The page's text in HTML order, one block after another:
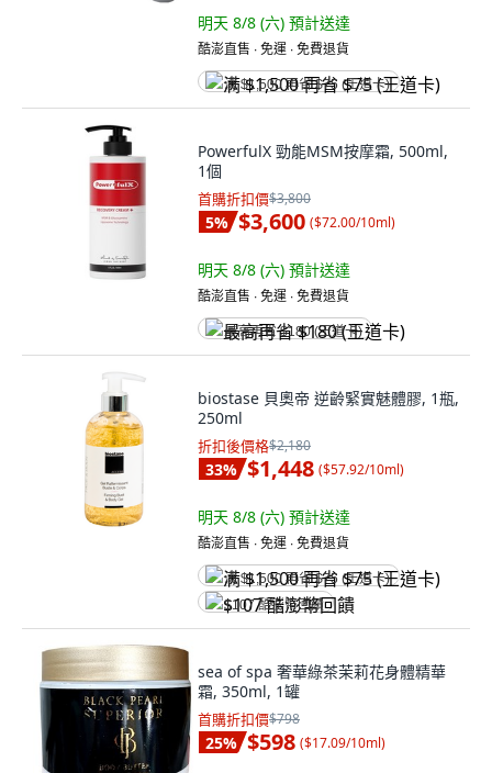
明天 8/8 (六) 預計送達
酷澎直售 ∙ 免運 ∙ 免費退貨
满 $1,500 再省 $75 (王道卡)
PowerfulX 勁能MSM按摩霜, 500ml,
1個
首購折扣價$3,800
5% $3,600 ($72.00/10ml)
明天 8/8 (六) 預計送達
酷澎直售 ∙ 免運 ∙ 免費退貨
最高再省 $180 (王道卡)
biostase 貝奧帝 逆齡緊實魅體膠, 1瓶,
250ml
折扣後價格$2,180
33% $1,448 ($57.92/10ml)
明天 8/8 (六) 預計送達
酷澎直售 ∙ 免運 ∙ 免費退貨
满 $1,500 再省 $75 (王道卡)
$107 酷澎幣回饋
sea of spa 奢華綠茶茉莉花身體精華
霜, 350ml, 1罐
首購折扣價$798
25% $598 ($17.09/10ml)